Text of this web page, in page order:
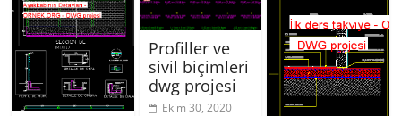
Profiller ve
sivil biçimleri
dwg projesi
Ekim 30, 2020